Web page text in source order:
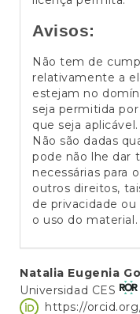
Avisos:
Não tem de
relativamente a
estejam no
seja permitida
que seja aplicável.
Não são dadas
pode não lhe dar
necessárias para
outros direitos,
de privacidade
o uso do material.
Conteúdo
do
Natalia Eugenia
Universidad CES
https://